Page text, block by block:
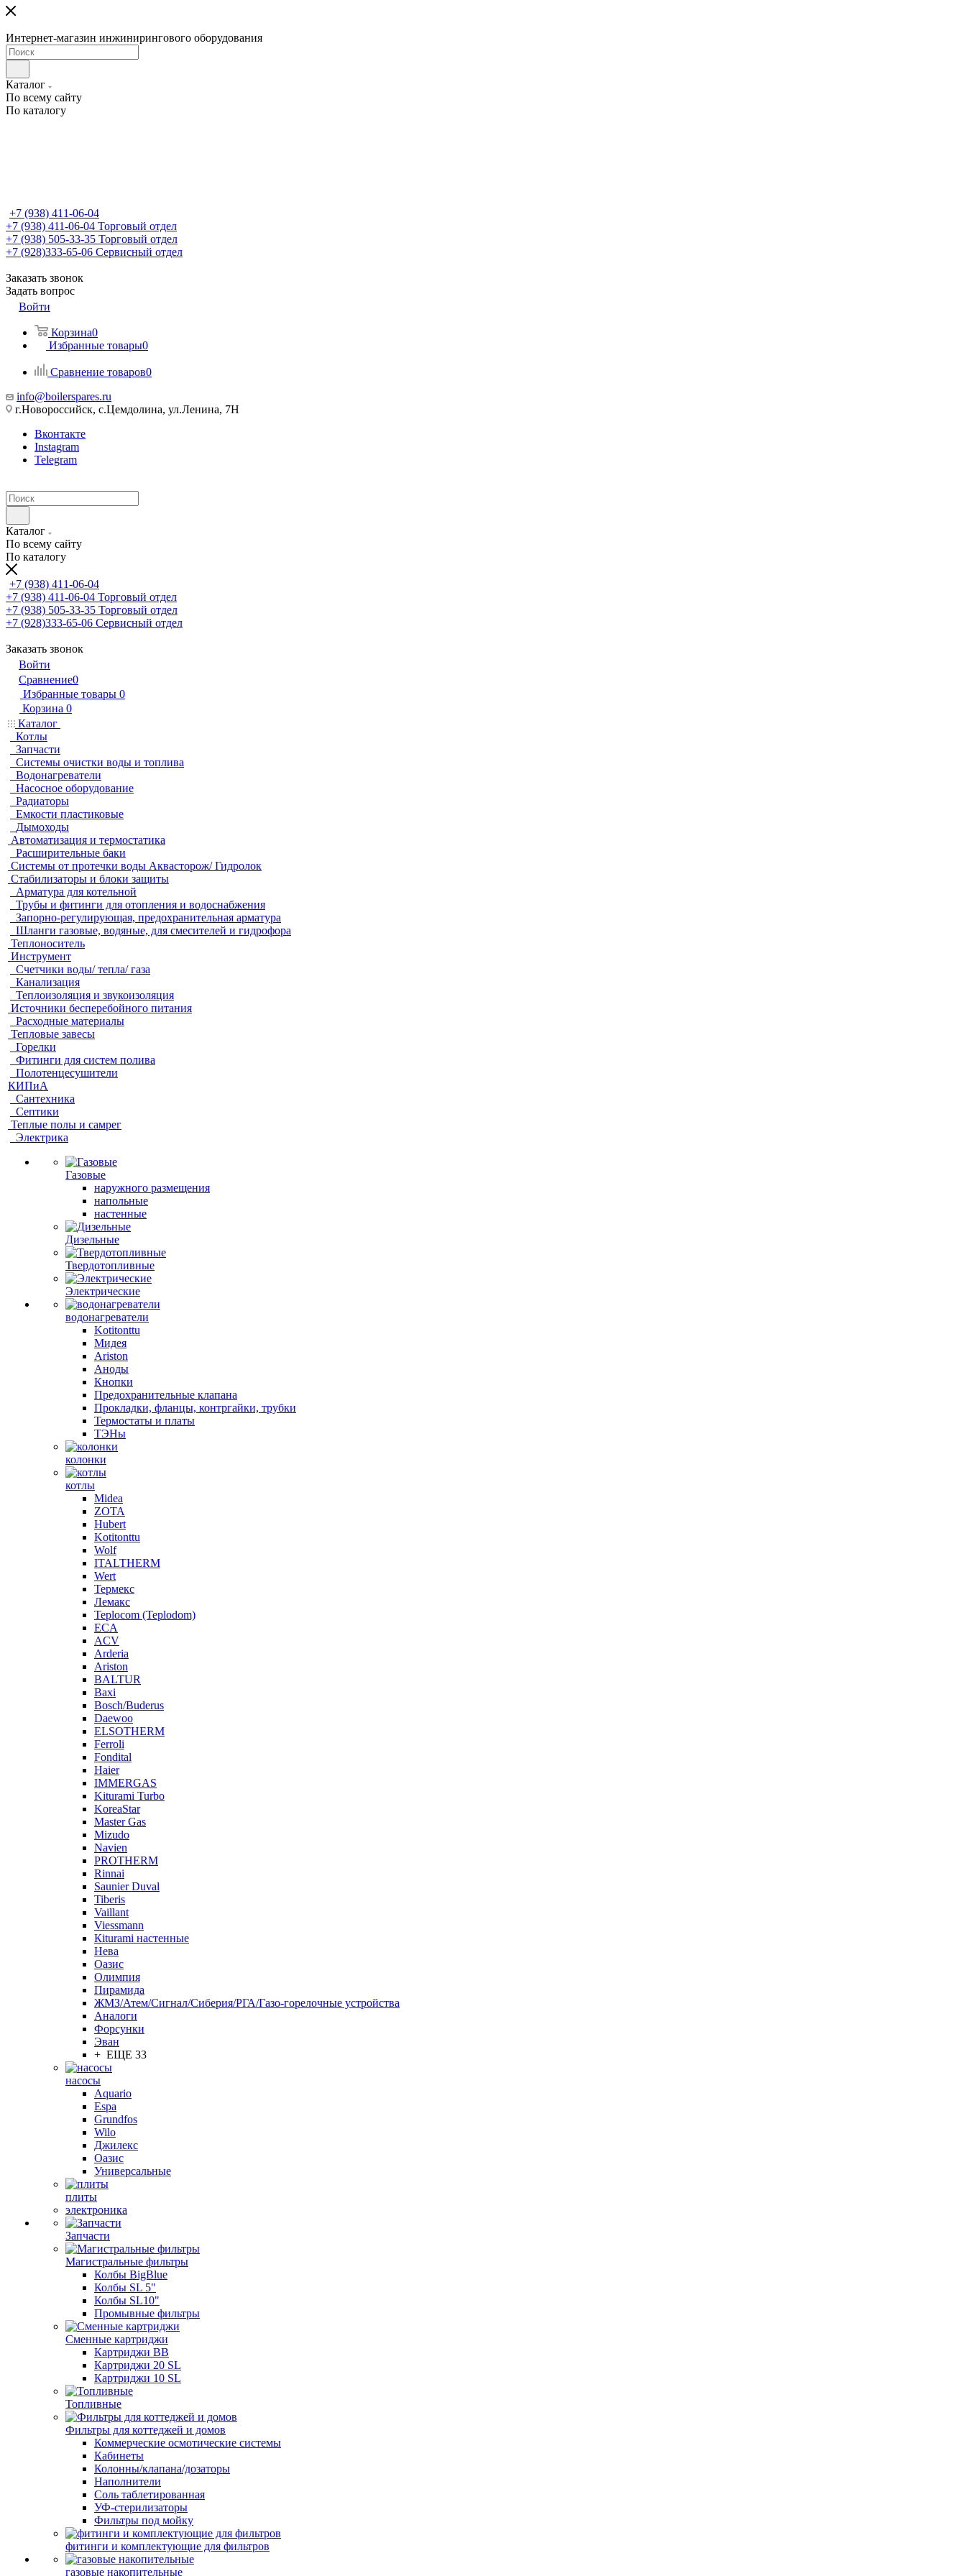
Интернет-магазин инжинирингового оборудования
Каталог
По всему сайту
По каталогу
+7 (938) 411-06-04
+7 (938) 411-06-04 Торговый отдел
+7 (938) 505-33-35 Торговый отдел
+7 (928)333-65-06 Сервисный отдел
Заказать звонок
Задать вопрос
Войти
Корзина0
Избранные товары0
Сравнение товаров0
info@boilerspares.ru
г.Новороссийск, с.Цемдолина, ул.Ленина, 7Н
Вконтакте
Instagram
Telegram
Каталог
По всему сайту
По каталогу
+7 (938) 411-06-04
+7 (938) 411-06-04 Торговый отдел
+7 (938) 505-33-35 Торговый отдел
+7 (928)333-65-06 Сервисный отдел
Заказать звонок
Войти
Сравнение0
Избранные товары 0
Корзина 0
Каталог
Котлы
Запчасти
Системы очистки воды и топлива
Водонагреватели
Насосное оборудование
Радиаторы
Емкости пластиковые
Дымоходы
Автоматизация и термостатика
Расширительные баки
Системы от протечки воды Аквасторож/ Гидролок
Стабилизаторы и блоки защиты
Арматура для котельной
Трубы и фитинги для отопления и водоснабжения
Запорно-регулирующая, предохранительная арматура
Шланги газовые, водяные, для смесителей и гидрофора
Теплоноситель
Инструмент
Счетчики воды/ тепла/ газа
Канализация
Теплоизоляция и звукоизоляция
Источники бесперебойного питания
Расходные материалы
Тепловые завесы
Горелки
Фитинги для систем полива
Полотенцесушители
КИПиА
Сантехника
Септики
Теплые полы и самрег
Электрика
Газовые
наружного размещения
напольные
настенные
Дизельные
Твердотопливные
Электрические
водонагреватели
Kotitonttu
Мидея
Ariston
Аноды
Кнопки
Предохранительные клапана
Прокладки, фланцы, контргайки, трубки
Термостаты и платы
ТЭНы
колонки
котлы
Midea
ZOTA
Hubert
Kotitonttu
Wolf
ITALTHERM
Wert
Термекс
Лемакс
Teplocom (Teplodom)
ECA
ACV
Arderia
Ariston
BALTUR
Baxi
Bosch/Buderus
Daewoo
ELSOTHERM
Ferroli
Fondital
Haier
IMMERGAS
Kiturami Turbo
KoreaStar
Master Gas
Mizudo
Navien
PROTHERM
Rinnai
Saunier Duval
Tiberis
Vaillant
Viessmann
Кiturami настенные
Нева
Оазис
Олимпия
Пирамида
ЖМЗ/Атем/Сигнал/Сиберия/РГА/Газо-горелочные устройства
Aналоги
Форсунки
Эван
+ ЕЩЕ 33
насосы
Aquario
Espa
Grundfos
Wilo
Джилекс
Оазис
Универсальные
плиты
электроника
Запчасти
Магистральные фильтры
Колбы BigBlue
Колбы SL 5"
Колбы SL10"
Промывные фильтры
Сменные картриджи
Картриджи BB
Картриджи 20 SL
Картриджи 10 SL
Топливные
Фильтры для коттеджей и домов
Коммерческие осмотические системы
Кабинеты
Колонны/клапана/дозаторы
Наполнители
Соль таблетированная
УФ-стерилизаторы
Фильтры под мойку
фитинги и комплектующие для фильтров
газовые накопительные